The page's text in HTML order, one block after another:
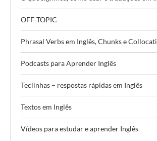
OFF-TOPIC
Phrasal Verbs em Inglês, Chunks e
Podcasts para Aprender Inglês
Teclinhas – respostas rápidas em Inglês
Textos em Inglês
Vídeos para estudar e aprender Inglês